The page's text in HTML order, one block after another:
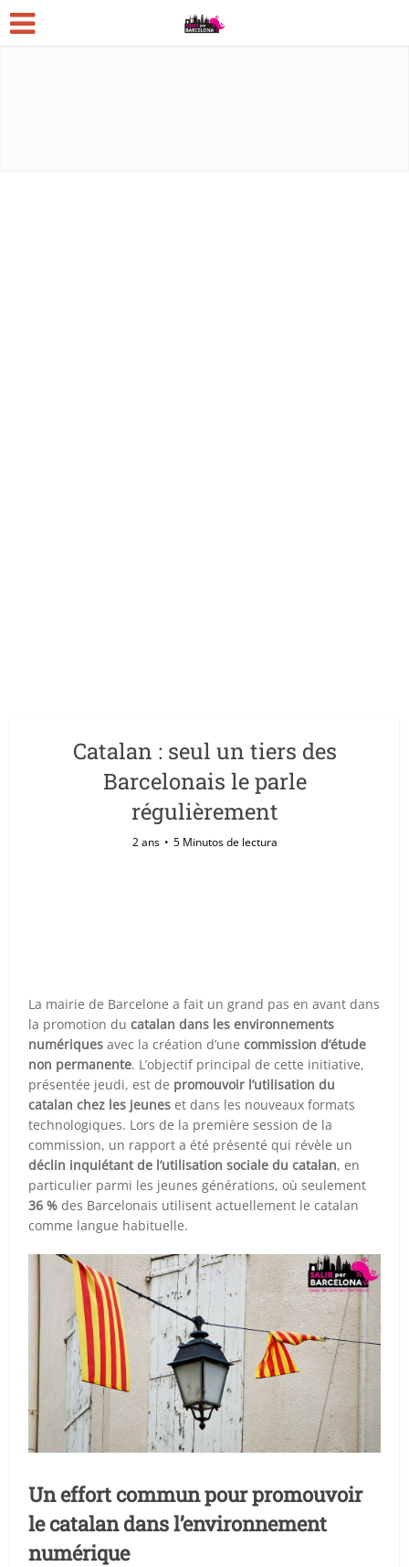
Catalan : seul un tiers des
Barcelonais le parle
régulièrement
2 ans 5 Minutos de lectura
La mairie de Barcelone a fait un grand pas en avant dans
la promotion ducatalan dans les environnements
numériques avec la création d’unecommission d’étude
non permanente. L’objectif principal de cette initiative,
présentée jeudi, est de promouvoir l’utilisation du
catalan chez les jeunes et dans les nouveaux formats
technologiques. Lors de la première session de la
commission, un rapport a été présenté qui révèle un
déclin inquiétant de l’utilisation sociale du catalan, en
particulier parmi les jeunes générations, où seulement
36 % des Barcelonais utilisent actuellement le catalan
comme langue habituelle.
Un effort commun pour promouvoir
le catalan dans l’environnement
numérique